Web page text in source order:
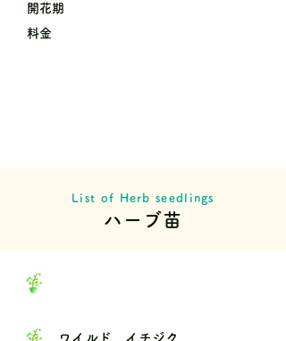
開花期
料金
List of Herb seedlings
ハーブ苗
ワイルド イチジク